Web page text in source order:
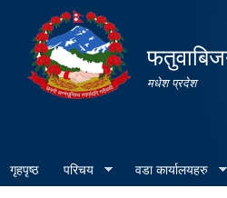
मधेश प्रदेश
गृहपृष्ठ परिचय वडा कार्यालयहरु